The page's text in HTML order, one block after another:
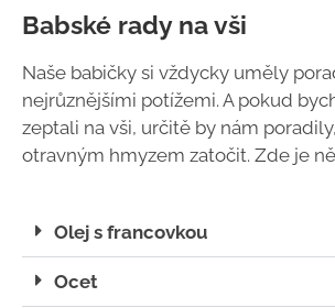
Babské rady na vši
Naše babičky si vždycky uměly
nejrůznějšími potížemi. A pokud
zeptali na vši, určitě by nám
otravným hmyzem zatočit. Zde je
Olej s francovkou
Ocet